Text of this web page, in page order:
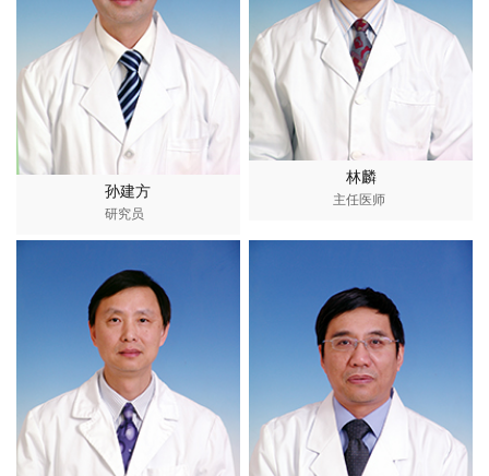
孙建方
研究员
林麟
主任医师